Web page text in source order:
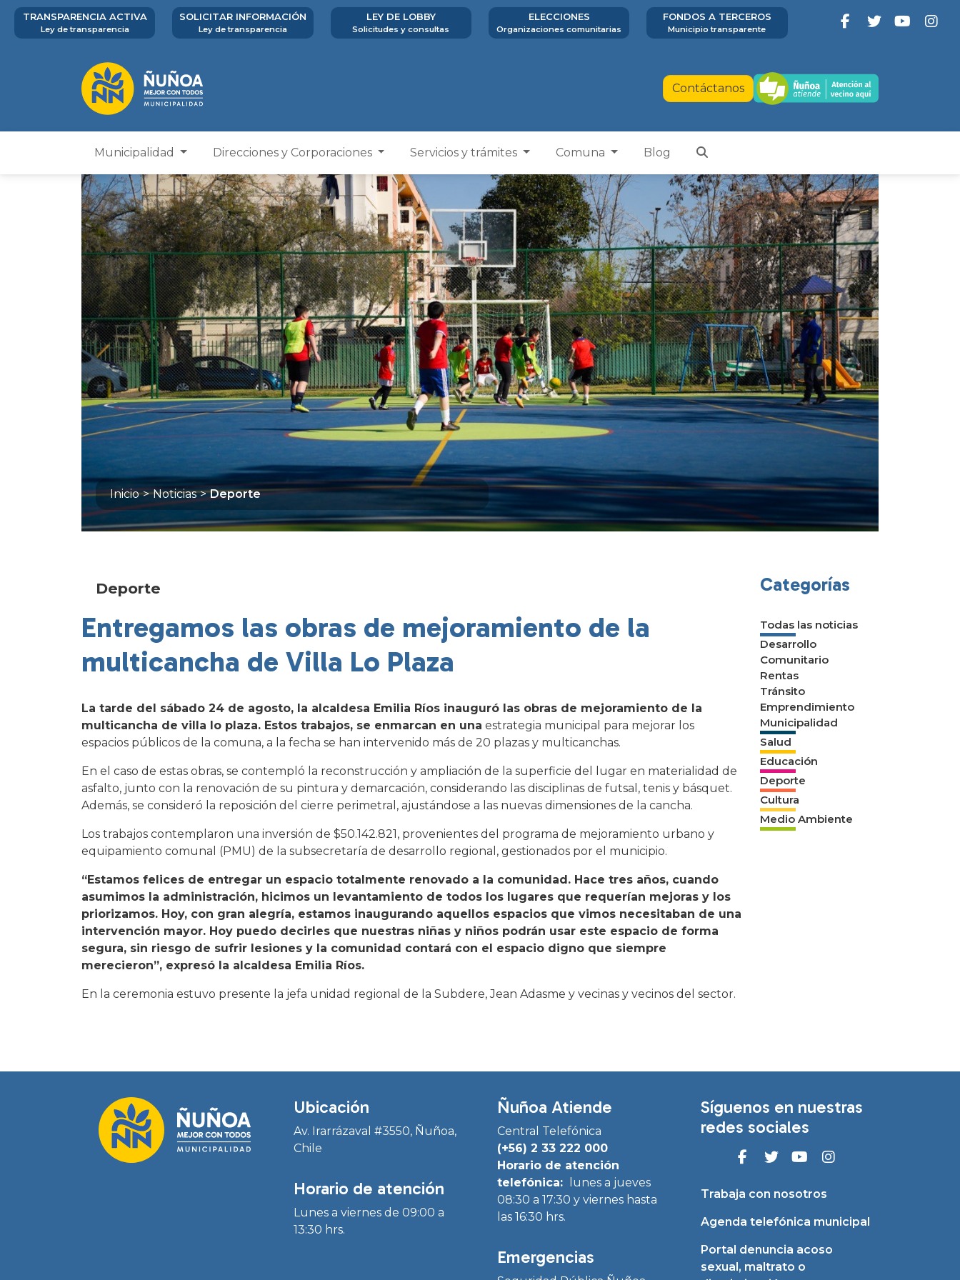
TRANSPARENCIA ACTIVA
Ley de transparencia
SOLICITAR INFORMACIÓN
Ley de transparencia
LEY DE LOBBY
Solicitudes y consultas
ELECCIONES
Organizaciones comunitarias
FONDOS A TERCEROS
Municipio transparente
Contáctanos
Municipalidad Direcciones y Corporaciones Servicios y trámites Comuna Blog
Inicio > Noticias > Deporte
Deporte
Entregamos las obras de mejoramiento de la
multicancha de Villa Lo Plaza
La tarde del sábado 24 de agosto, la alcaldesa Emilia Ríos inauguró las obras de mejoramiento de la
multicancha de villa lo plaza. Estos trabajos, se enmarcan en una estrategia municipal para mejorar los
espacios públicos de la comuna, a la fecha se han intervenido más de 20 plazas y multicanchas.
En el caso de estas obras, se contempló la reconstrucción y ampliación de la superficie del lugar en materialidad de
asfalto, junto con la renovación de su pintura y demarcación, considerando las disciplinas de futsal, tenis y básquet.
Además, se consideró la reposición del cierre perimetral, ajustándose a las nuevas dimensiones de la cancha.
Los trabajos contemplaron una inversión de $50.142.821, provenientes del programa de mejoramiento urbano y
equipamiento comunal (PMU) de la subsecretaría de desarrollo regional, gestionados por el municipio.
“Estamos felices de entregar un espacio totalmente renovado a la comunidad. Hace tres años, cuando
asumimos la administración, hicimos un levantamiento de todos los lugares que requerían mejoras y los
priorizamos. Hoy, con gran alegría, estamos inaugurando aquellos espacios que vimos necesitaban de una
intervención mayor. Hoy puedo decirles que nuestras niñas y niños podrán usar este espacio de forma
segura, sin riesgo de sufrir lesiones y la comunidad contará con el espacio digno que siempre
merecieron”, expresó la alcaldesa Emilia Ríos.
En la ceremonia estuvo presente la jefa unidad regional de la Subdere, Jean Adasme y vecinas y vecinos del sector.
Categorías
Todas las noticias
Desarrollo
Comunitario
Rentas
Tránsito
Emprendimiento
Municipalidad
Salud
Educación
Deporte
Cultura
Medio Ambiente
Ubicación
Av. Irarrázaval #3550, Ñuñoa,
Chile
Horario de atención
Lunes a viernes de 09:00 a
13:30 hrs.
Ñuñoa Atiende
Central Telefónica
(+56) 2 33 222 000
Horario de atención
telefónica:
lunes a jueves
08:30 a 17:30 y viernes hasta
las 16:30 hrs.
Emergencias
Síguenos en nuestras
redes sociales
Trabaja con nosotros
Agenda telefónica municipal
Portal denuncia acoso
sexual, maltrato o